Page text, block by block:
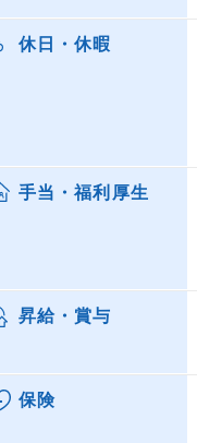
休日・休暇
手当・福利厚生
昇給・賞与
保険